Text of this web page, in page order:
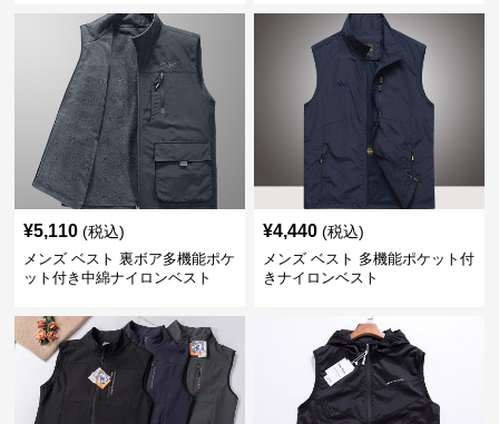
¥5,110 (税込)
メンズ ベスト 裏ボア多機能ポケ
ット付き中綿ナイロンベスト
¥4,440 (税込)
メンズ ベスト 多機能ポケット付
きナイロンベスト